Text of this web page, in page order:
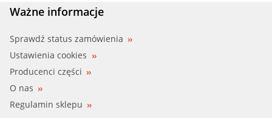
CSV ELECTR (CBR3503)
FARE SA (9983)
FIRST LINE (FTS1022)
Ważne informacje
Sprawdź status zamówienia
Ustawienia cookies
Producenci części
O nas
Regulamin sklepu